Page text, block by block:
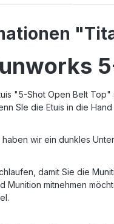
"5-Shot Open Belt
SIe die Etuis in die
wir ein dunkles
damit Sie die
mitnehmen